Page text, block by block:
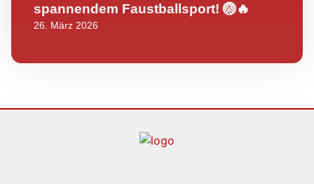
spannendem Faustballsport! 🏐🔥
26. März 2026